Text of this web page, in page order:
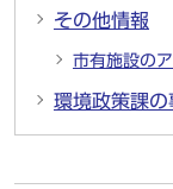
その他情報
市有施設の
環境政策課の